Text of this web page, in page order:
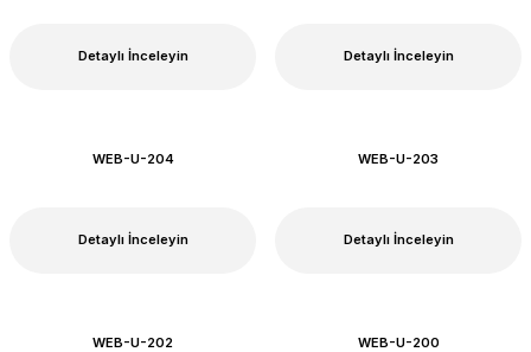
Detaylı İnceleyin Detaylı İnceleyin
WEB-U-204
Detaylı İnceleyin
WEB-U-203
Detaylı İnceleyin
WEB-U-202 WEB-U-200